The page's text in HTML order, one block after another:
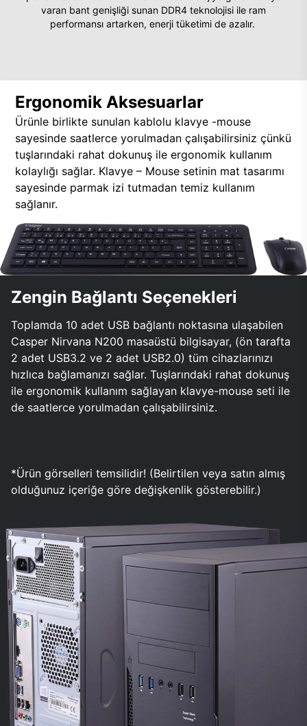
varan bant genişliği sunan DDR4 teknolojisi ile ram
performansı artarken, enerji tüketimi de azalır.
Ergonomik Aksesuarlar
Ürünle birlikte sunulan kablolu klavye -mouse
sayesinde saatlerce yorulmadan çalışabilirsiniz çünkü
tuşlarındaki rahat dokunuş ile ergonomik kullanım
kolaylığı sağlar. Klavye – Mouse setinin mat tasarımı
sayesinde parmak izi tutmadan temiz kullanım
sağlanır.
Zengin Bağlantı Seçenekleri
Toplamda 10 adet USB bağlantı noktasına ulaşabilen
Casper Nirvana N200 masaüstü bilgisayar, (ön tarafta
2 adet USB3.2 ve 2 adet USB2.0) tüm cihazlarınızı
hızlıca bağlamanızı sağlar. Tuşlarındaki rahat dokunuş
ile ergonomik kullanım sağlayan klavye-mouse seti ile
de saatlerce yorulmadan çalışabilirsiniz.
*Ürün görselleri temsilidir! (Belirtilen veya satın almış
olduğunuz içeriğe göre değişkenlik gösterebilir.)